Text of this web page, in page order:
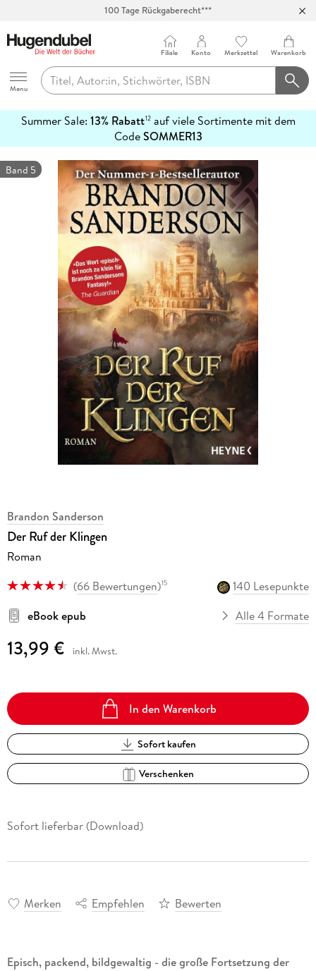
Abholung in über 100 Filialen
Hugendubel
Menu
Filiale Konto Merkzettel Warenkorb
Summer Sale: 13% Rabatt12auf viele Sortimente mit dem
CodeSOMMER13
erfahren
Band 5
Brandon Sanderson
Der Ruf der Klingen
Roman
(66 Bewertungen)15
140 Lesepunkte
eBook epub
Alle 4 Formate
13,99 € inkl. Mwst.
In den Warenkorb
Sofort kaufen
Verschenken
Sofort lieferbar (Download)
Merken Empfehlen Bewerten
Episch, packend, bildgewaltig - die große Fortsetzung der